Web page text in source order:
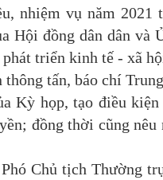
nhiệm vụ năm
Hội đồng dân dân
triển kinh tế - xã
tấn, báo chí
Kỳ họp, tạo điều
đồng thời cũng nêu
Chủ tịch Thường